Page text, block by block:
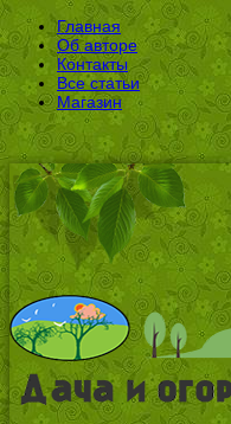
Главная
Об авторе
Контакты
Все статьи
Магазин